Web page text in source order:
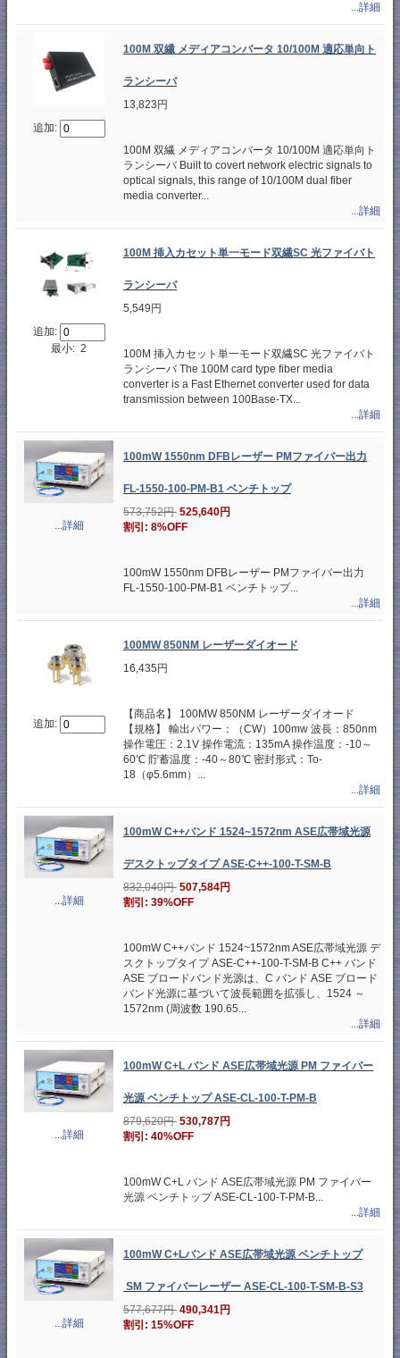
...詳細
追加:
100M 双繊 メディアコンバータ 10/100M 適応単向ト
ランシーバ
13,823円
100M 双繊 メディアコンバータ 10/100M 適応単向ト
ランシーバ Built to covert network electric signals to
optical signals, this range of 10/100M dual fiber
media converter...
...詳細
追加:
最小: 2
100M 挿入カセット単一モード双繊SC 光ファイバト
ランシーバ
5,549円
100M 挿入カセット単一モード双繊SC 光ファイバト
ランシーバ The 100M card type fiber media
converter is a Fast Ethernet converter used for data
transmission between 100Base-TX...
...詳細
...詳細
100mW 1550nm DFBレーザー PMファイバー出力
FL-1550-100-PM-B1 ベンチトップ
573,752円 525,640円
割引: 8%OFF
100mW 1550nm DFBレーザー PMファイバー出力
FL-1550-100-PM-B1 ベンチトップ...
...詳細
追加:
100MW 850NM レーザーダイオード
16,435円
【商品名】 100MW 850NM レーザーダイオード
【規格】 輸出パワー：（CW）100mw 波長：850nm
操作電圧：2.1V 操作電流：135mA 操作温度：-10～
60℃ 貯蓄温度：-40～80℃ 密封形式：To-
18（φ5.6mm）...
...詳細
...詳細
100mW C++バンド 1524~1572nm ASE広帯域光源
デスクトップタイプ ASE-C++-100-T-SM-B
832,040円 507,584円
割引: 39%OFF
100mW C++バンド 1524~1572nm ASE広帯域光源 デ
スクトップタイプ ASE-C++-100-T-SM-B C++ バンド
ASE ブロードバンド光源は、C バンド ASE ブロード
バンド光源に基づいて波長範囲を拡張し、1524 ～
1572nm (周波数 190.65...
...詳細
...詳細
100mW C+L バンド ASE広帯域光源 PM ファイバー
光源 ベンチトップ ASE-CL-100-T-PM-B
879,620円 530,787円
割引: 40%OFF
100mW C+L バンド ASE広帯域光源 PM ファイバー
光源 ベンチトップ ASE-CL-100-T-PM-B...
...詳細
...詳細
100mW C+Lバンド ASE広帯域光源 ベンチトップ
SM ファイバーレーザー ASE-CL-100-T-SM-B-S3
577,677円 490,341円
割引: 15%OFF